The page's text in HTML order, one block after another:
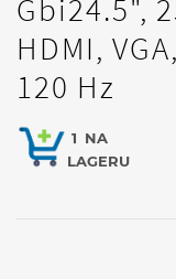
Gbi24.5",
HDMI,
120 Hz
1 NA
LAGERU